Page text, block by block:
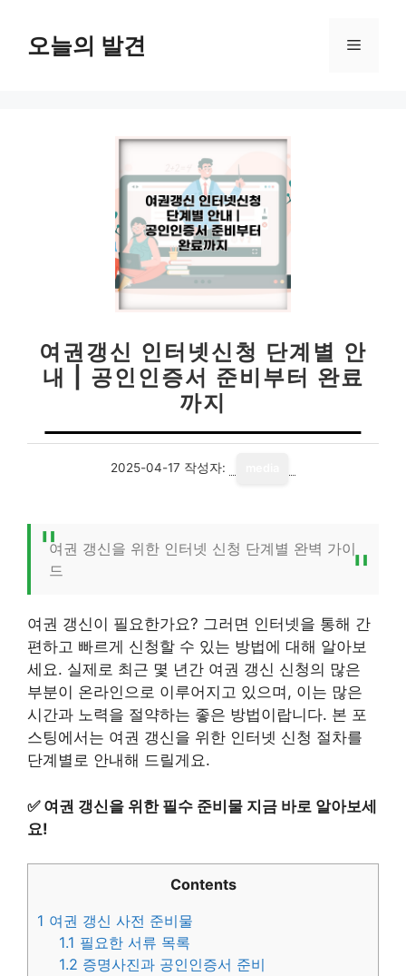
오늘의 발견 메
여권갱신 인터넷신청 단계별 안
내 | 공인인증서 준비부터 완료
까지
2025-04-17 작성자:
여권 갱신을 위한 인터넷 신청 단계별 완벽 가이
드
여권 갱신이 필요한가요? 그러면 인터넷을 통해 간
편하고 빠르게 신청할 수 있는 방법에 대해 알아보
세요. 실제로 최근 몇 년간 여권 갱신 신청의 많은
부분이 온라인으로 이루어지고 있으며, 이는 많은
시간과 노력을 절약하는 좋은 방법이랍니다. 본 포
스팅에서는 여권 갱신을 위한 인터넷 신청 절차를
단계별로 안내해 드릴게요.
✅ 여권 갱신을 위한 필수 준비물 지금 바로 알아보세
요!
Contents
1 여권 갱신 사전 준비물
1.1 필요한 서류 목록
1.2 증명사진과 공인인증서 준비